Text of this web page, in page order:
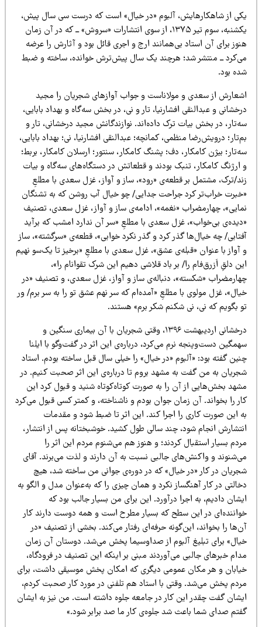
از شاهکارهایش، آلبوم «در خیال» است که درست سی سال پیش،
یکشنبه، سوم تیر ۱۳۷۵، از سوی انتشارات «سروش» ــ که در آن زمان
برای آن استاد بی‌همانند ارج و اجری قائل بود و آثارش را عرضه
ــ منتشر شد؛ هرچند یک سال پیش‌ترش خوانده، ساخته و ضبط
بود.
از سعدی و مولاناست و جواب آوازهای شجریان را مجید
و عبدالنقی افشارنیا، تار و نی، در بخش سه‌گاه و بهداد بابایی،
در بخش بیات ترک داده‌اند. نوازندگانش مجید درخشانی، تار و
درویش‌رضا منظمی، کمانچه؛ عبدالنقی افشارنیا، نی؛ بهداد بابایی،
بیژن کامکار، دف؛ پشنگ کامکار، سنتور؛ ارسلان کامکار، بربط؛
ارژنگ کامکار، تنبک بودند و قطعاتش در دستگاه‌های سه‌گاه و بیات
ترک، مشتمل بر قطعه‌ی «رود»، ساز و آواز، غزل سعدی با مطلعِ
خراب‌تر کرد جراحت جدایی/ چو خیال آب روشن که به تشنگان
چهارمضراب «نغمه»، ادامه‌ی ساز و آواز، غزل سعدی، تصنیف
بی‌خواب»، غزل سعدی با مطلعِ «سر آن ندارد امشب که برآید
چه خیال‌ها گذر کرد و گذر نکرد خوابی»، قطعه‌ی «سرگشته»، ساز
آواز با عنوان «قبله‌ی عشق»، غزل سعدی با مطلعِ «برخیز تا یک‌سو نهیم
دلقِ اَزرق‌فام را/ بر باد قلاشی دهیم این شرک تقوانام را»،
«شکسته»، دنباله‌ی ساز و آواز، غزل سعدی، و تصنیف «در
غزل مولوی با مطلعِ «آمده‌ام که سر نهم عشق تو را به سر برم/ ور
بگویم که نی، نی شکنم شکر برم» هستند.
درخشانی اردیبهشت ۱۳۹۶، وقتی شجریان با آن بیماری سنگین و
دست‌وپنجه نرم می‌کرد، درباره‌ی این اثر در گفت‌وگو با ایلنا
گفته بود: «آلبوم «در خیال» را خیلی سال قبل ساخته بودم. استاد
به من گفت به مشهد بروم تا درباره‌ی این اثر صحبت کنیم. در
بخش‌هایی از آن را به صورت کوتاه‌کوتاه شنید و قبول کرد این
را بخواند. آن زمان جوان بودم و ناشناخته، و کمتر کسی قبول می‌کرد
این صورت کاری را اجرا کند. این اثر تا ضبط شود و مقدمات
انجام شود، چند سالی طول کشید. خوشبختانه پس از انتشار،
بسیار استقبال کردند؛ و هنوز هم می‌شنوم مردم این اثر را
و واکنش‌های جالبی نسبت به آن دارند و لذت می‌برند. آقای
در کار «در خیال» که در دوره‌ی جوانی من ساخته شد، هیچ
در کار آهنگساز نکرد و همان چیزی را که به‌عنوان مدل و الگو به
دادیم، به اجرا درآورد. این برای من بسیار جالب بود که
در این سطح که بسیار مطرح است و همه دوست دارند کار
را بخواند، این‌گونه حرفه‌ای رفتار می‌کند. بخشی از تصنیف «در
برای تبلیغ آلبوم از صداوسیما پخش می‌شد. دوستان آن زمان
خبرهای جالبی می‌آوردند مبنی بر اینکه این تصنیف در فرودگاه،
و هر مکان عمومی دیگری که امکان پخش موسیقی داشت، برای
پخش می‌شد. وقتی با استاد هم تلفنی در مورد کار صحبت کردم،
گفت چقدر این کار در جامعه جلوه داشته است. من نیز به ایشان
صدای شما باعث شد جلوه‌ی کار ما صد برابر شود.»